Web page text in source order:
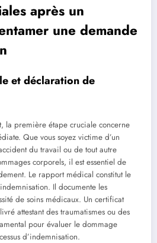
après un
une demande
et déclaration de
la première étape cruciale concerne
Que vous soyez victime d’un
du travail ou de tout autre
corporels, il est essentiel de
Le rapport médical constitut le
Il documente les
de soins médicaux. Un certificat
attestant des traumatismes ou des
pour évaluer le dommage
d’indemnisation.